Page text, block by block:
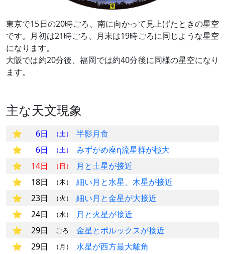
東京で15日の20時ごろ、南に向かって見上げたときの星空
です。月初は21時ごろ、月末は19時ごろに同じような星空
になります。
大阪では約20分後、福岡では約40分後に同様の星空になり
ます。
主な天文現象
6日 （土）
半影月食
6日
（土）
みずがめ座η流星群が極大
14日
（日）
月と土星が接近
18日
（木）
細い月と水星、木星が接近
23日
（火）
細い月と金星が大接近
24日
（水）
月と火星が接近
29日
ごろ
金星とポルックスが接近
29日
（月）
水星が西方最大離角